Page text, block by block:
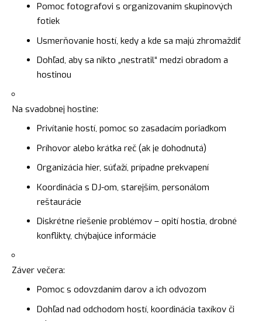
Pomoc fotografovi s organizovaním skupinových
fotiek
Usmerňovanie hostí, kedy a kde sa majú zhromaždiť
Dohľad, aby sa nikto „nestratil“ medzi obradom a
hostinou
Na svadobnej hostine:
Privítanie hostí, pomoc so zasadacím poriadkom
Príhovor alebo krátka reč (ak je dohodnutá)
Organizácia hier, súťaží, prípadne prekvapení
Koordinácia s DJ-om, starejším, personálom
reštaurácie
Diskrétne riešenie problémov – opití hostia, drobné
konflikty, chýbajúce informácie
Záver večera:
Pomoc s odovzdaním darov a ich odvozom
Dohľad nad odchodom hostí, koordinácia taxíkov či